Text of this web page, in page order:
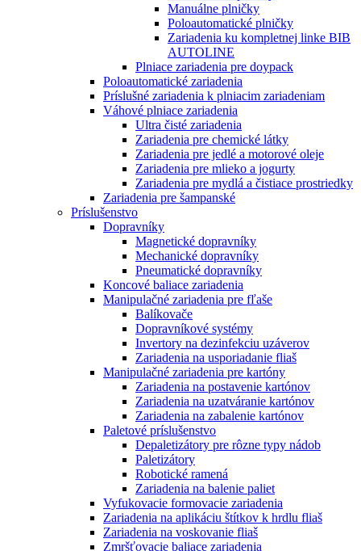
Manuálne plničky
Poloautomatické plničky
Zariadenia ku kompletnej linke BIB
AUTOLINE
Plniace zariadenia pre doypack
Poloautomatické zariadenia
Príslušné zariadenia k plniacim zariadeniam
Váhové plniace zariadenia
Ultra čisté zariadenia
Zariadenia pre chemické látky
Zariadenia pre jedlé a motorové oleje
Zariadenia pre mlieko a jogurty
Zariadenia pre mydlá a čistiace prostriedky
Zariadenia pre šampanské
Príslušenstvo
Dopravníky
Magnetické dopravníky
Mechanické dopravníky
Pneumatické dopravníky
Koncové baliace zariadenia
Manipulačné zariadenia pre fľaše
Balíkovače
Dopravníkové systémy
Invertory na dezinfekciu uzáverov
Zariadenia na usporiadanie fliaš
Manipulačné zariadenia pre kartóny
Zariadenia na postavenie kartónov
Zariadenia na uzatváranie kartónov
Zariadenia na zabalenie kartónov
Paletové príslušenstvo
Depaletizátory pre rôzne typy nádob
Paletizátory
Robotické ramená
Zariadenia na balenie paliet
Vyfukovacie formovacie zariadenia
Zariadenia na aplikáciu štítkov k hrdlu fliaš
Zariadenia na voskovanie fliaš
Zmršťovacie baliace zariadenia